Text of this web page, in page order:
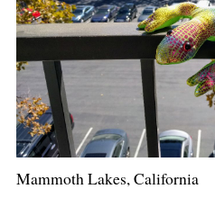
Mammoth Lakes, California